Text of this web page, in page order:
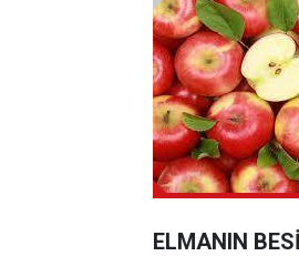
ELMANIN